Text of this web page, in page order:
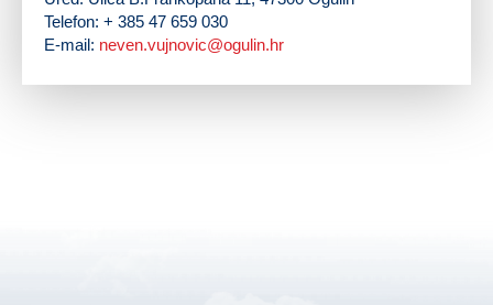
Telefon: + 385 47 659 030
E-mail: neven.vujnovic@ogulin.hr